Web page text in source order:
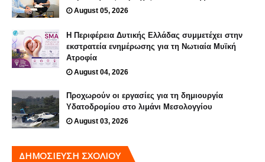
August 05, 2026
Η Περιφέρεια Δυτικής Ελλάδας συμμετέχει στην
εκστρατεία ενημέρωσης για τη Νωτιαία Μυϊκή
Ατροφία
August 04, 2026
Προχωρούν οι εργασίες για τη δημιουργία
Υδατοδρομίου στο λιμάνι Μεσολογγίου
August 03, 2026
ΔΗΜΟΣΊΕΥΣΗ ΣΧΟΛΊΟΥ